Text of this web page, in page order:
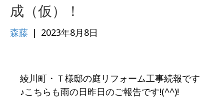
成（仮）！
森藤 | 2023年8月8日
綾川町・Ｔ様邸の庭リフォーム工事続報です
♪こちらも雨の日昨日のご報告です!(^^)!